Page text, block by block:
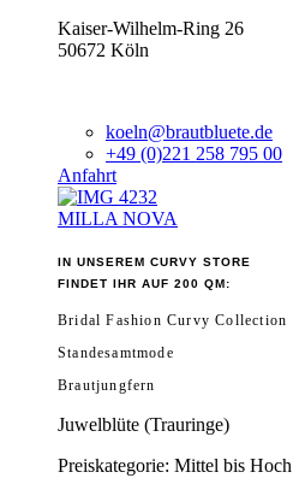
Kaiser-Wilhelm-Ring 26
50672 Köln
koeln@brautbluete.de
+49 (0)221 258 795 00
Anfahrt
MILLA NOVA
IN UNSEREM CURVY STORE
FINDET IHR AUF 200 QM:
Bridal Fashion Curvy Collection
Standesamtmode
Brautjungfern
Juwelblüte (Trauringe)
Preiskategorie: Mittel bis Hoch